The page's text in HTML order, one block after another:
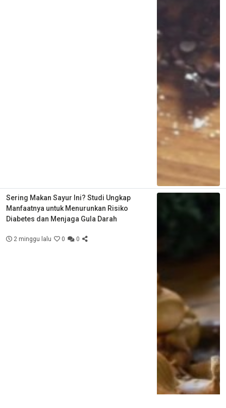
Sering Makan Sayur Ini? Studi Ungkap
Manfaatnya untuk Menurunkan Risiko
Diabetes dan Menjaga Gula Darah
2 minggu lalu 0 0